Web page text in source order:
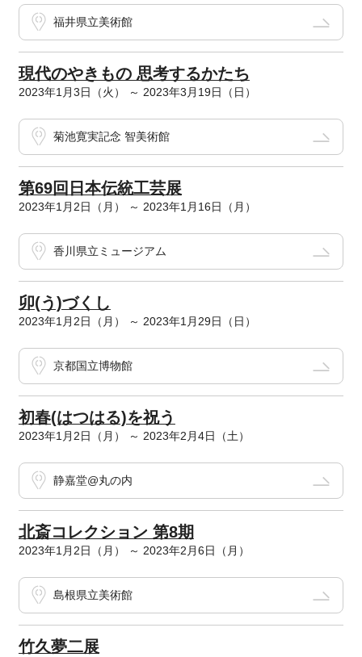
福井県立美術館
現代のやきもの 思考するかたち
2023年1月3日（火） ～ 2023年3月19日（日）
菊池寛実記念 智美術館
第69回日本伝統工芸展
2023年1月2日（月） ～ 2023年1月16日（月）
香川県立ミュージアム
卯(う)づくし
2023年1月2日（月） ～ 2023年1月29日（日）
京都国立博物館
初春(はつはる)を祝う
2023年1月2日（月） ～ 2023年2月4日（土）
静嘉堂@丸の内
北斎コレクション 第8期
2023年1月2日（月） ～ 2023年2月6日（月）
島根県立美術館
竹久夢二展